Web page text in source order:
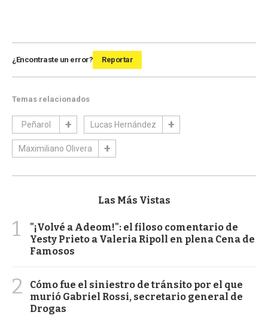
¿Encontraste un error? Reportar
Temas relacionados
Peñarol Lucas Hernández
Maximiliano Olivera
Las Más Vistas
1
"¡Volvé a Adeom!": el filoso comentario de
Yesty Prieto a Valeria Ripoll en plena Cena de
Famosos
2
Cómo fue el siniestro de tránsito por el que
murió Gabriel Rossi, secretario general de
Drogas